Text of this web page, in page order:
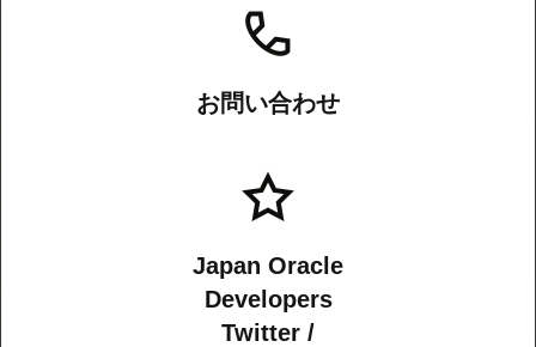
お問い合わせ
Japan Oracle
Developers
Twitter /